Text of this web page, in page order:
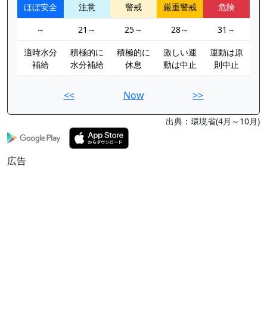
ほぼ安全 注意 警戒 厳重警戒
危険
～
21～ 25～ 28～
31～
適時水分
補給
積極的に
水分補給
積極的に
休息
激しい運
動は中止
運動は原
則中止
<< Now >>
出典：環境省(4月～10月)
広告